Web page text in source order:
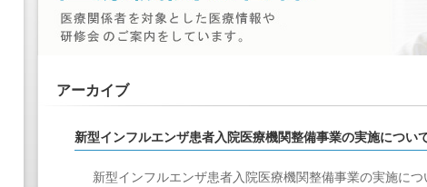
アーカイブ
新型インフルエンザ患者入院医療機関整備事業の実施につい
新型インフルエンザ患者入院医療機関整備事業の実施につ